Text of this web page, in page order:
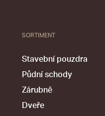
SORTIMENT
Stavební pouzdra
Půdní schody
Zárubně
Dveře